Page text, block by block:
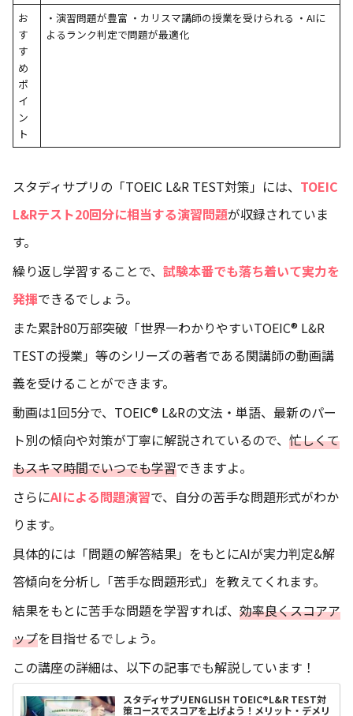
お
す
す
め
ポ
イ
ン
ト
・演習問題が豊富 ・カリスマ講師の授業を受けられる ・AIに
よるランク判定で問題が最適化
スタディサプリの「TOEIC L&R TEST対策」には、 TOEIC
L&Rテスト20回分に相当する演習問題が収録されていま
す。
繰り返し学習することで、 試験本番でも落ち着いて実力を
発揮できるでしょう。
また累計80万部突破「世界一わかりやすいTOEIC® L&R
TESTの授業」等のシリーズの著者である関講師の動画講
義を受けることができます。
動画は1回5分で、TOEIC® L&Rの文法・単語、最新のパー
ト別の傾向や対策が丁寧に解説されているので、 忙しくて
もスキマ時間でいつでも学習できますよ。
さらにAIによる問題演習で、自分の苦手な問題形式がわか
ります。
具体的には「問題の解答結果」をもとにAIが実力判定&解
答傾向を分析し「苦手な問題形式」を教えてくれます。
結果をもとに苦手な問題を学習すれば、 効率良くスコアア
ップを目指せるでしょう。
この講座の詳細は、以下の記事でも解説しています！
スタディサプリENGLISH TOEIC®L&R TEST対
策コースでスコアを上げよう！メリット・デメリ